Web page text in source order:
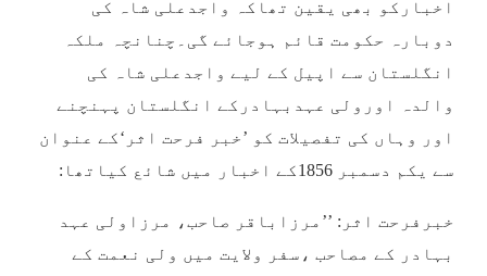
اخبارکو بھی یقین تھاکہ واجدعلی شاہ کی
دوبارہ حکومت قائم ہوجائے گی۔چنانچہ ملکہ
انگلستان سے اپیل کے لیے واجدعلی شاہ کی
والدہ اورولی عہدبہادرکے انگلستان پہنچنے
اور وہاں کی تفصیلات کو ’خبر فرحت اثر‘کے عنوان
سے یکم دسمبر 1856کے اخبار میں شائع کیاتھا:
خبرفرحت اثر: ’’مرزاباقر صاحب، مرزاولی عہد
بہادر کے مصاحب ،سفر ولایت میں ولی نعمت کے